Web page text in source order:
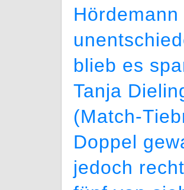
blieb es
Tanja
(Match-
Doppel
jedoch